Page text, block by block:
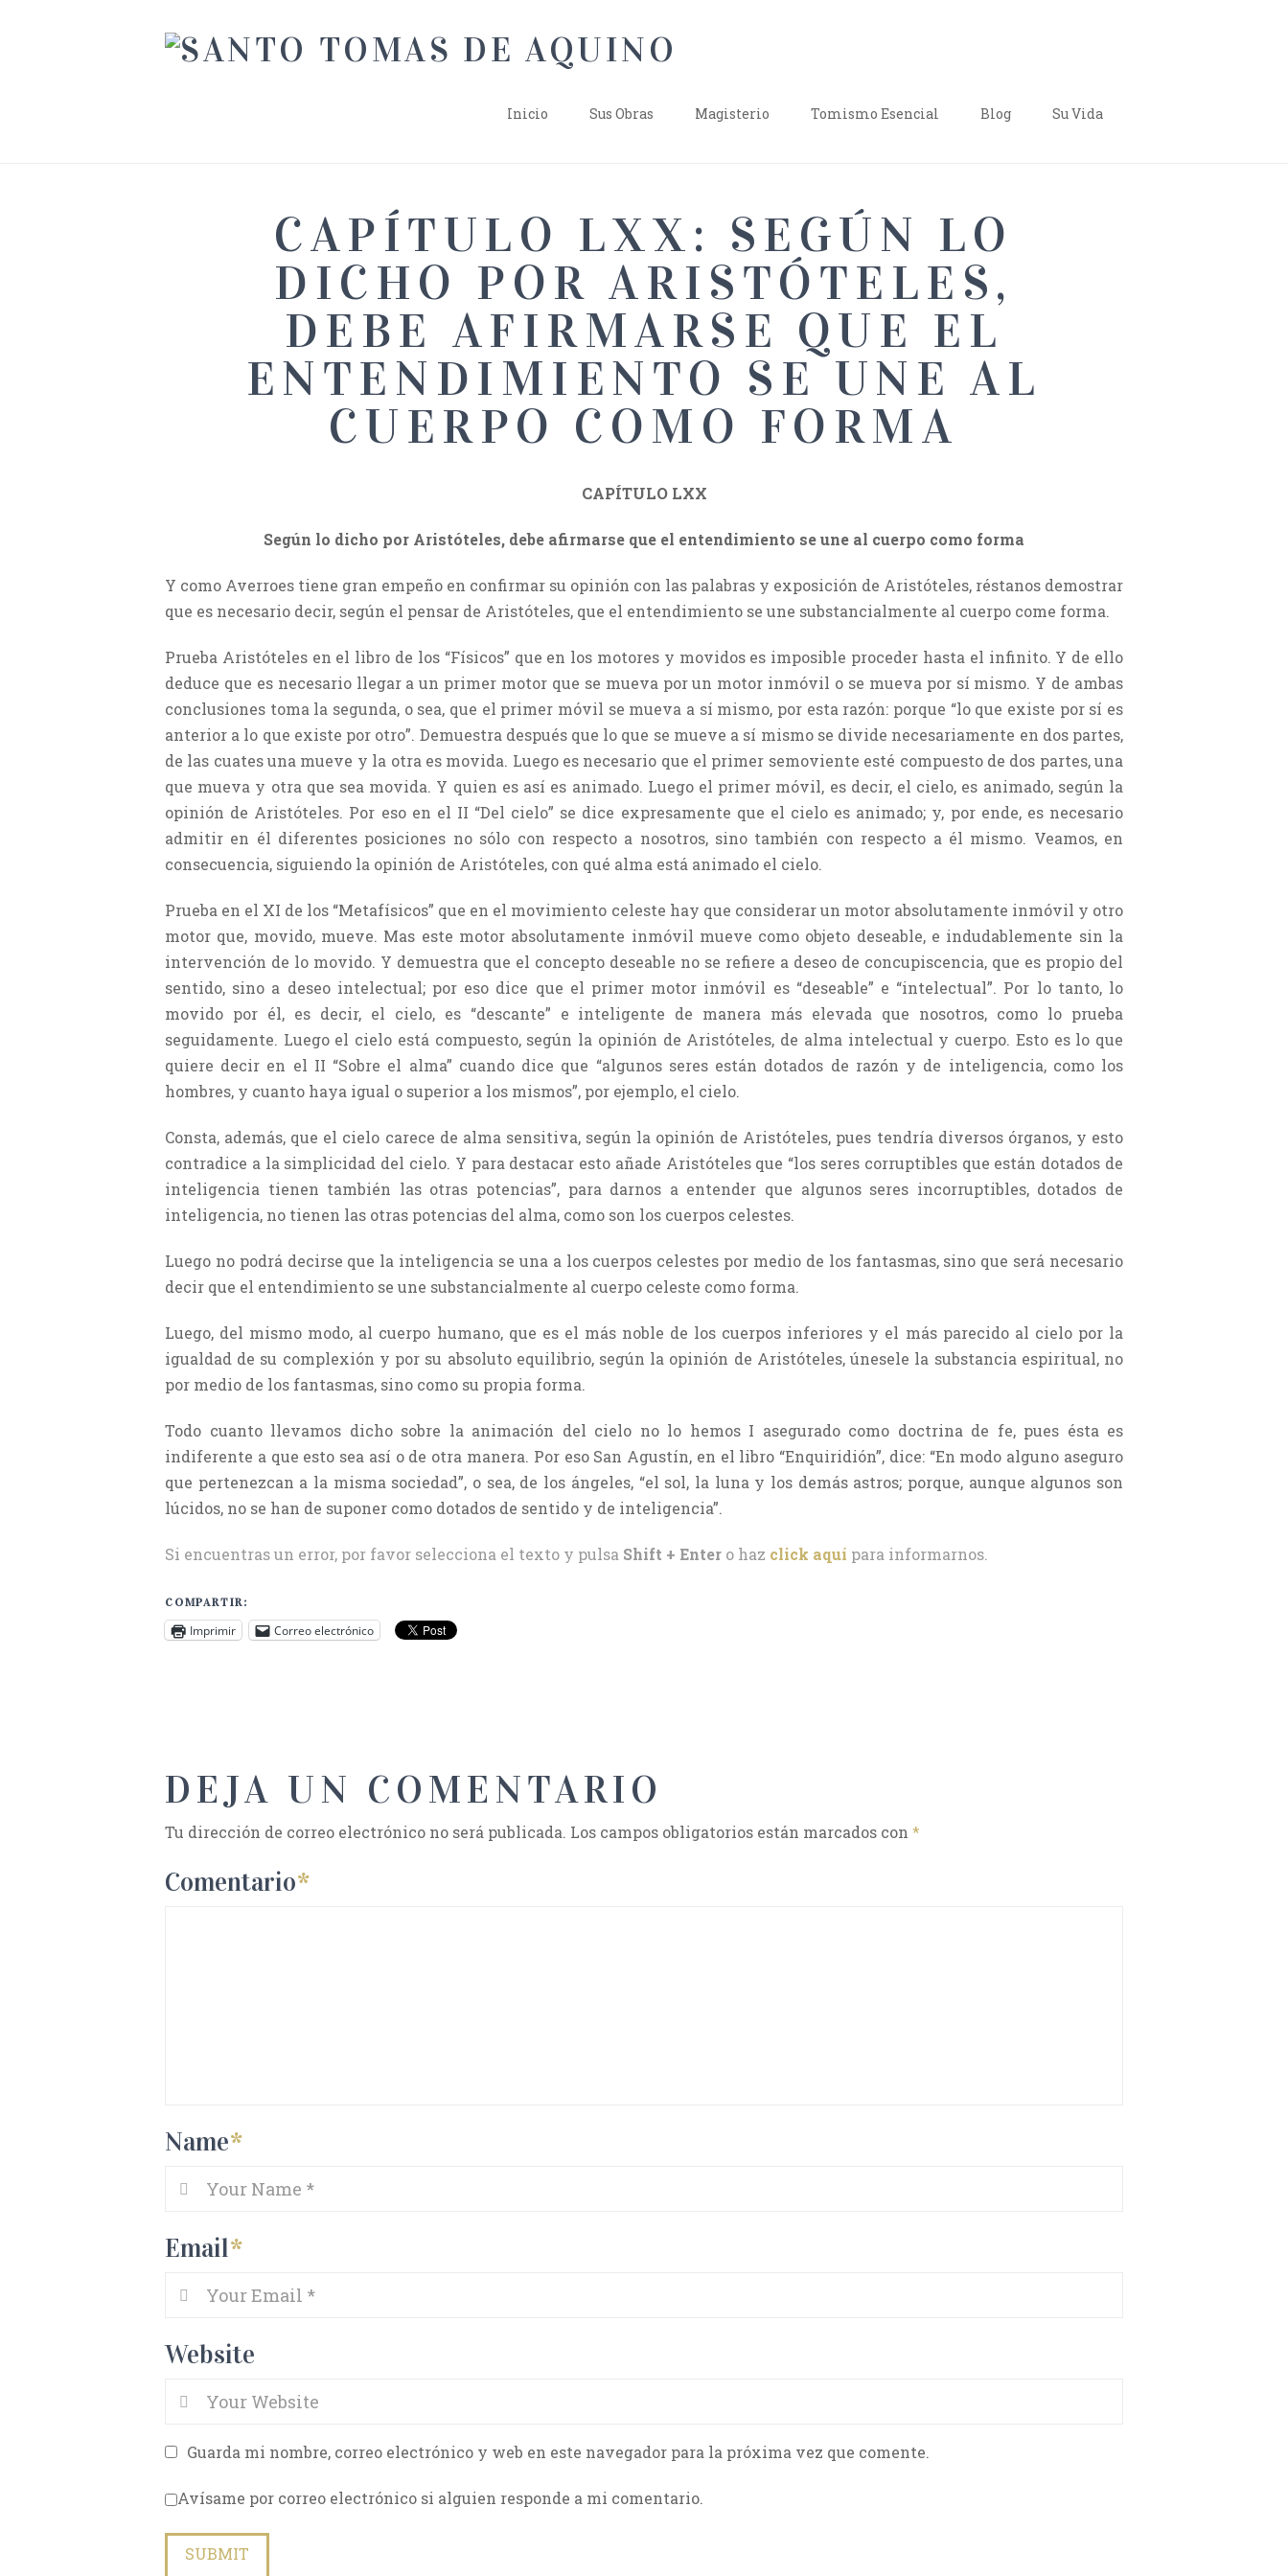
Inicio Sus Obras Magisterio Tomismo Esencial Blog Su Vida
CAPÍTULO LXX: SEGÚN LO
DICHO POR ARISTÓTELES,
DEBE AFIRMARSE QUE EL
ENTENDIMIENTO SE UNE AL
CUERPO COMO FORMA
CAPÍTULO LXX
Según lo dicho por Aristóteles, debe afirmarse que el entendimiento se une al cuerpo como forma
Y como Averroes tiene gran empeño en confirmar su opinión con las palabras y exposición de Aristóteles, réstanos demostrar
que es necesario decir, según el pensar de Aristóteles, que el entendimiento se une substancialmente al cuerpo come forma.
Prueba Aristóteles en el libro de los “Físicos” que en los motores y movidos es imposible proceder hasta el infinito. Y de ello
deduce que es necesario llegar a un primer motor que se mueva por un motor inmóvil o se mueva por sí mismo. Y de ambas
conclusiones toma la segunda, o sea, que el primer móvil se mueva a sí mismo, por esta razón: porque “lo que existe por sí es
anterior a lo que existe por otro”. Demuestra después que lo que se mueve a sí mismo se divide necesariamente en dos partes,
de las cuates una mueve y la otra es movida. Luego es necesario que el primer semoviente esté compuesto de dos partes, una
que mueva y otra que sea movida. Y quien es así es animado. Luego el primer móvil, es decir, el cielo, es animado, según la
opinión de Aristóteles. Por eso en el II “Del cielo” se dice expresamente que el cielo es animado; y, por ende, es necesario
admitir en él diferentes posiciones no sólo con respecto a nosotros, sino también con respecto a él mismo. Veamos, en
consecuencia, siguiendo la opinión de Aristóteles, con qué alma está animado el cielo.
Prueba en el XI de los “Metafísicos” que en el movimiento celeste hay que considerar un motor absolutamente inmóvil y otro
motor que, movido, mueve. Mas este motor absolutamente inmóvil mueve como objeto deseable, e indudablemente sin la
intervención de lo movido. Y demuestra que el concepto deseable no se refiere a deseo de concupiscencia, que es propio del
sentido, sino a deseo intelectual; por eso dice que el primer motor inmóvil es “deseable” e “intelectual”. Por lo tanto, lo
movido por él, es decir, el cielo, es “descante” e inteligente de manera más elevada que nosotros, como lo prueba
seguidamente. Luego el cielo está compuesto, según la opinión de Aristóteles, de alma intelectual y cuerpo. Esto es lo que
quiere decir en el II “Sobre el alma” cuando dice que “algunos seres están dotados de razón y de inteligencia, como los
hombres, y cuanto haya igual o superior a los mismos”, por ejemplo, el cielo.
Consta, además, que el cielo carece de alma sensitiva, según la opinión de Aristóteles, pues tendría diversos órganos, y esto
contradice a la simplicidad del cielo. Y para destacar esto añade Aristóteles que “los seres corruptibles que están dotados de
inteligencia tienen también las otras potencias”, para darnos a entender que algunos seres incorruptibles, dotados de
inteligencia, no tienen las otras potencias del alma, como son los cuerpos celestes.
Luego no podrá decirse que la inteligencia se una a los cuerpos celestes por medio de los fantasmas, sino que será necesario
decir que el entendimiento se une substancialmente al cuerpo celeste como forma.
Luego, del mismo modo, al cuerpo humano, que es el más noble de los cuerpos inferiores y el más parecido al cielo por la
igualdad de su complexión y por su absoluto equilibrio, según la opinión de Aristóteles, únesele la substancia espiritual, no
por medio de los fantasmas, sino como su propia forma.
Todo cuanto llevamos dicho sobre la animación del cielo no lo hemos I asegurado como doctrina de fe, pues ésta es
indiferente a que esto sea así o de otra manera. Por eso San Agustín, en el libro “Enquiridión”, dice: “En modo alguno aseguro
que pertenezcan a la misma sociedad”, o sea, de los ángeles, “el sol, la luna y los demás astros; porque, aunque algunos son
lúcidos, no se han de suponer como dotados de sentido y de inteligencia”.
Si encuentras un error, por favor selecciona el texto y pulsa Shift + Enter o haz click aquí para informarnos.
COMPARTIR:
Imprimir Correo electrónico
DEJA UN COMENTARIO
Tu dirección de correo electrónico no será publicada. Los campos obligatorios están marcados con *
Comentario*
Name*
Email*
Website
Guarda mi nombre, correo electrónico y web en este navegador para la próxima vez que comente.
Avísame por correo electrónico si alguien responde a mi comentario.